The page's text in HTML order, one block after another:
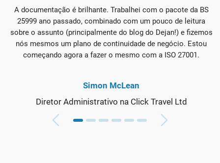
A documentação é brilhante. Trabalhei com o pacote da BS
25999 ano passado, combinado com um pouco de leitura
sobre o assunto (principalmente do blog do Dejan!) e fizemos
nós mesmos um plano de continuidade de negócio. Estou
começando agora a fazer o mesmo com a ISO 27001.
Simon McLean
Diretor Administrativo na Click Travel Ltd